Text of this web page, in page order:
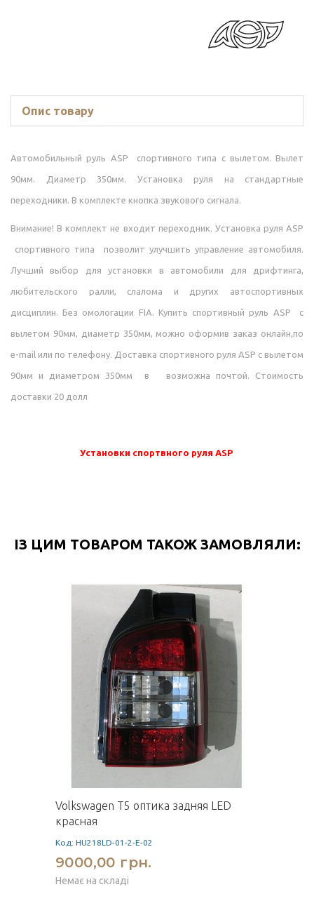
Опис товару
Автомобильный руль ASP спортивного типа с вылетом. Вылет
90мм. Диаметр 350мм. Установка руля на стандартные
переходники. В комплекте кнопка звукового сигнала.
Внимание! В комплект не входит переходник. Установка руля ASP
спортивного типа позволит улучшить управление автомобиля.
Лучший выбор для установки в автомобили для дрифтинга,
любительского ралли, слалома и других автоспортивных
дисциплин. Без омологации FIA. Купить спортивный руль ASP с
вылетом 90мм, диаметр 350мм, можно оформив заказ онлайн,по
e-mail или по телефону. Доставка спортивного руля ASP с вылетом
90мм и диаметром 350мм в возможна почтой. Стоимость
доставки 20 долл
Установки спортвного руля ASP
ІЗ ЦИМ ТОВАРОМ ТАКОЖ ЗАМОВЛЯЛИ:
Volkswagen T5 оптика задняя LED
красная
Код: HU218LD-01-2-E-02
9000,00 грн.
Немає на складі